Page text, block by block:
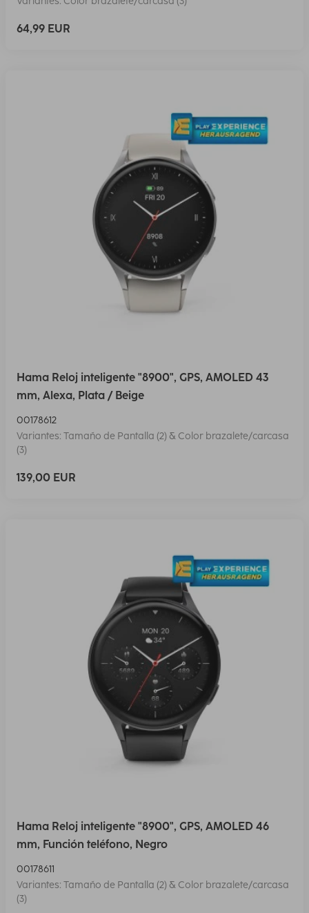
64,99 EUR
Hama Reloj inteligente "8900", GPS, AMOLED 43
mm, Alexa, Plata / Beige
00178612
Variantes: Tamaño de Pantalla (2) & Color brazalete/carcasa
(3)
139,00 EUR
Hama Reloj inteligente "8900", GPS, AMOLED 46
mm, Función teléfono, Negro
00178611
Variantes: Tamaño de Pantalla (2) & Color brazalete/carcasa
(3)